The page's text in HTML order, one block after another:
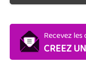
Recevez
CREEZ